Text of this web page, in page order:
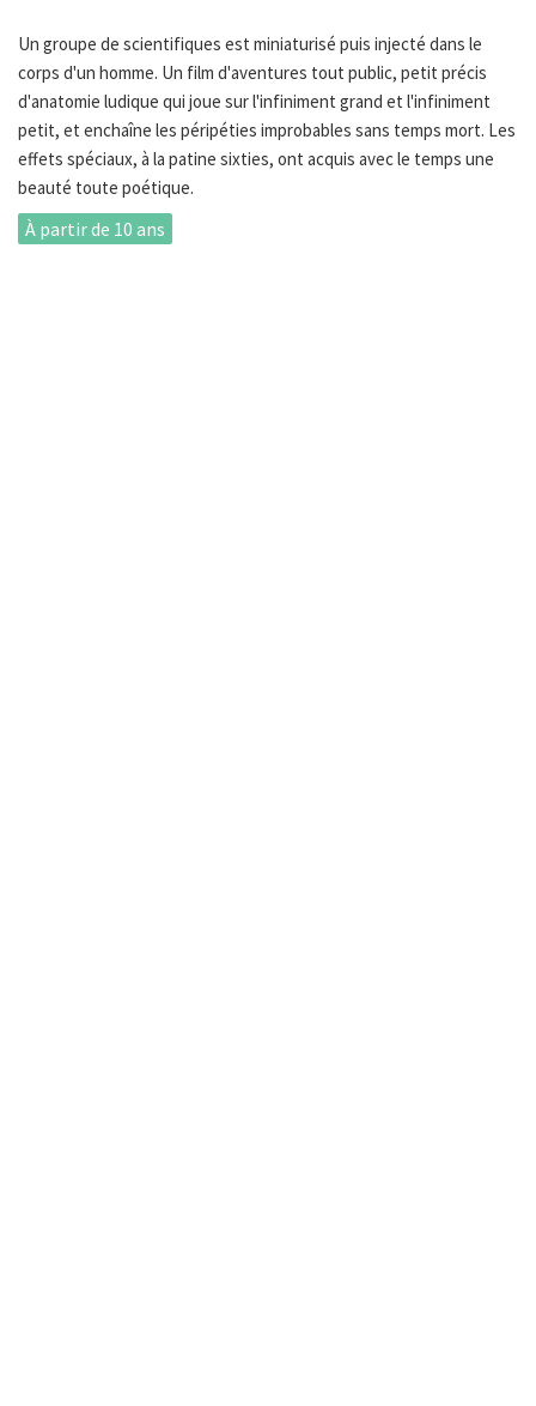
Un groupe de scientifiques est miniaturisé puis injecté dans le
corps d'un homme. Un film d'aventures tout public, petit précis
d'anatomie ludique qui joue sur l'infiniment grand et l'infiniment
petit, et enchaîne les péripéties improbables sans temps mort. Les
effets spéciaux, à la patine sixties, ont acquis avec le temps une
beauté toute poétique.
À partir de 10 ans